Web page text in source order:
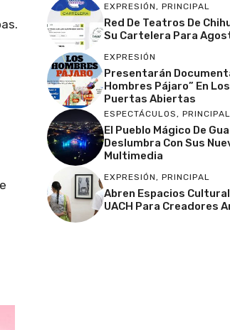
EXPRESIÓN, PRINCIPAL
Red De Teatros De
Su Cartelera Para
EXPRESIÓN
Presentarán
Hombres Pájaro” En
Puertas Abiertas
ESPECTÁCULOS, PRINCIPAL
El Pueblo Mágico De
Deslumbra Con Sus
Multimedia
EXPRESIÓN, PRINCIPAL
Abren Espacios
UACH Para Creadores